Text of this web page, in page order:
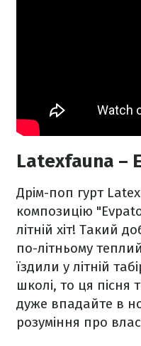
Latexfauna –
Дрім-поп гурт
композицію
літній хіт! Такий
по-літньому
їздили у літній
школі, то ця
дуже впадайте в
розуміння про